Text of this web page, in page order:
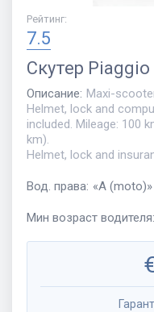
Рейтинг:
7.5
Скутер Piaggio
Описание: Maxi-
Helmet, lock and
included. Mileage: 100
km).
Helmet, lock and
Вод. права: «A (moto)»
Мин возраст водителя: